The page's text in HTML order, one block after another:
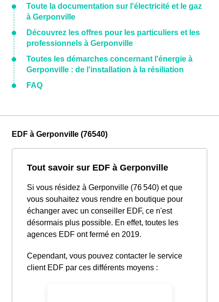
Toute la documentation sur l'électricité et le gaz
à Gerponville
Découvrez les offres pour les particuliers et les
professionnels à Gerponville
Toutes les démarches concernant l'énergie à
Gerponville : de l'installation à la résiliation
FAQ
EDF à Gerponville (76540)
Tout savoir sur EDF à Gerponville
Si vous résidez à Gerponville (76 540) et que
vous souhaitez vous rendre en boutique pour
échanger avec un conseiller EDF, ce n'est
désormais plus possible. En effet, toutes les
agences EDF ont fermé en 2019.
Cependant, vous pouvez contacter le service
client EDF par ces différents moyens :